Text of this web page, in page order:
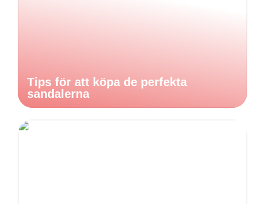
Tips för att köpa de perfekta
sandalerna